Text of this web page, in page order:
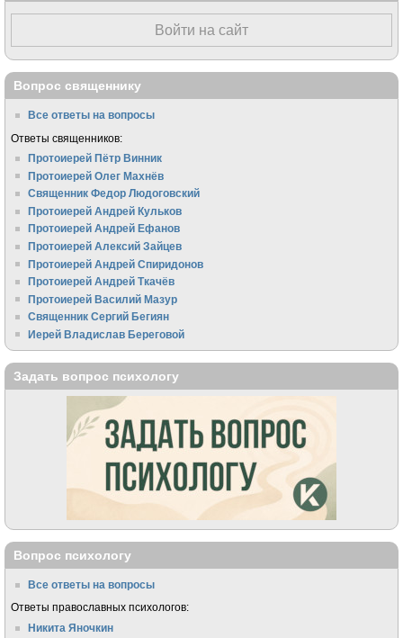
Войти на сайт
Вопрос священнику
Все ответы на вопросы
Ответы священников:
Протоиерей Пётр Винник
Протоиерей Олег Махнёв
Священник Федор Людоговский
Протоиерей Андрей Кульков
Протоиерей Андрей Ефанов
Протоиерей Алексий Зайцев
Протоиерей Андрей Спиридонов
Протоиерей Андрей Ткачёв
Протоиерей Василий Мазур
Священник Сергий Бегиян
Иерей Владислав Береговой
Задать вопрос психологу
Вопрос психологу
Все ответы на вопросы
Ответы православных психологов:
Никита Яночкин